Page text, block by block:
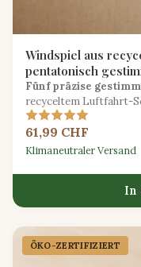
Windspiel aus
pentatonisch
Fünf präzise
recyceltem Luftfahrt-
Windspiel mit
61,99 CHF
Klimaneutraler Versand
In
ÖKO-ZERTIFIZIERT